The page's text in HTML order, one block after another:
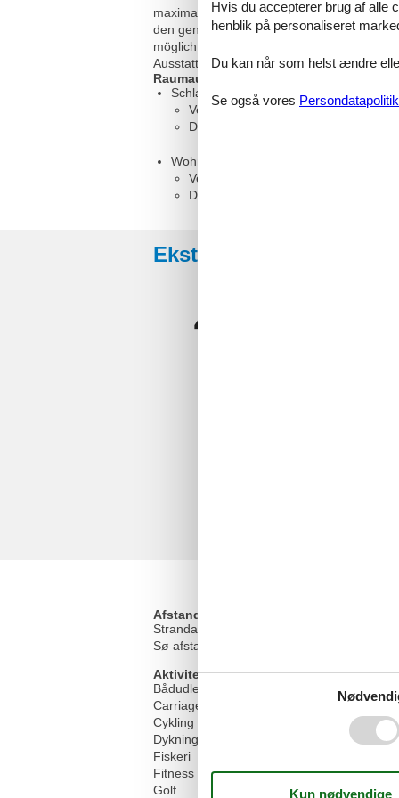
maximal 2 Personen. Bei Nutzung mit
den genannten Vorgaben
möglich. Die Ausstattungsbeschreibung
Ausstattung können leicht abweichend sein.
Raumaufteilung
Schlafzimmer, 2 Personen
Verdunklungsvorhänge,
Doppelbett
Wohnzimmer, 2 Personen
Verdunklungsvorhänge
Doppelcouch
Eksterne anmeldelser
4,5
Afstand
Strandafstand
Sø afstand
Aktiviteter
Bådudlejning
Carriage rides
Cykling
Dykning
Fiskeri
Fitness træning
Golf
Hvis du accepterer brug af alle
henblik på personaliseret
Du kan når som helst ændre
Se også vores Persondatapolitik